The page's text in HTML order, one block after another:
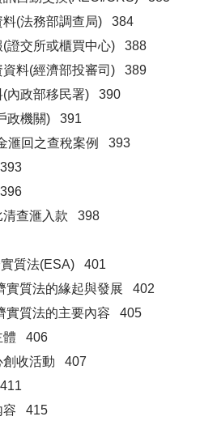
料(法務部調查局) 384
(證交所或櫃買中心) 388
資料(經濟部投審司) 389
(內政部移民署) 390
政機關) 391
滙回之查稅案例 393
清查滙入款 398
實質法(ESA) 401
實質法的緣起與發展 402
實質法的主要內容 405
體 406
創收活動 407
容 415